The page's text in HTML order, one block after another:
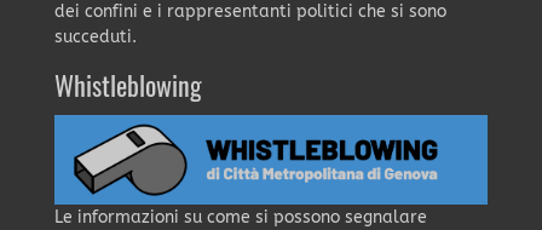
dei confini e i rappresentanti politici che si sono
succeduti.
Whistleblowing
Le informazioni su come si possono segnalare